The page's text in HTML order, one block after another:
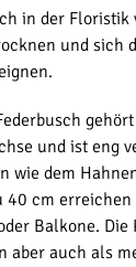
in der Floristik
und sich
und ist eng
wie dem
40 cm
Balkone. Die
aber auch als